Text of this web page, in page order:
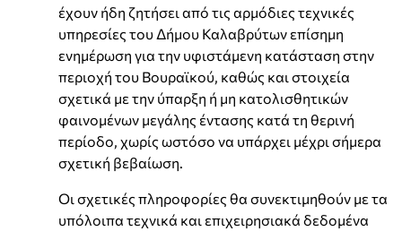
έχουν ήδη ζητήσει από τις αρμόδιες τεχνικές
υπηρεσίες του Δήμου Καλαβρύτων επίσημη
ενημέρωση για την υφιστάμενη κατάσταση στην
περιοχή του Βουραϊκού, καθώς και στοιχεία
σχετικά με την ύπαρξη ή μη κατολισθητικών
φαινομένων μεγάλης έντασης κατά τη θερινή
περίοδο, χωρίς ωστόσο να υπάρχει μέχρι σήμερα
σχετική βεβαίωση.
Οι σχετικές πληροφορίες θα συνεκτιμηθούν με τα
υπόλοιπα τεχνικά και επιχειρησιακά δεδομένα